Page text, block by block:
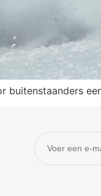
buitenstaanders